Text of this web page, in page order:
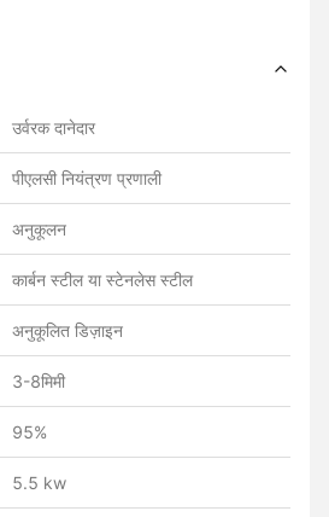
उर्वरक दानेदार
पीएलसी नियंत्रण प्रणाली
अनुकूलन
कार्बन स्टील या स्टेनलेस स्टील
अनुकूलित डिज़ाइन
3-8मिमी
95%
5.5 kw